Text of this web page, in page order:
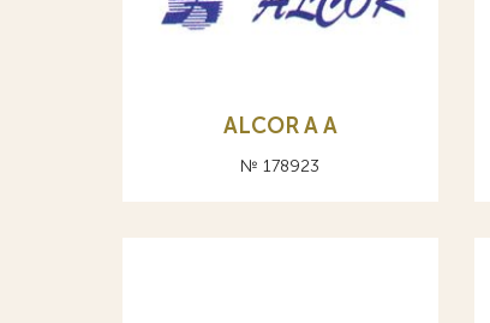
ALCOR A А
№ 178923